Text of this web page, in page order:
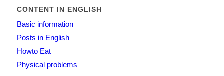
CONTENT IN ENGLISH
Basic information
Posts in English
Howto Eat
Physical problems